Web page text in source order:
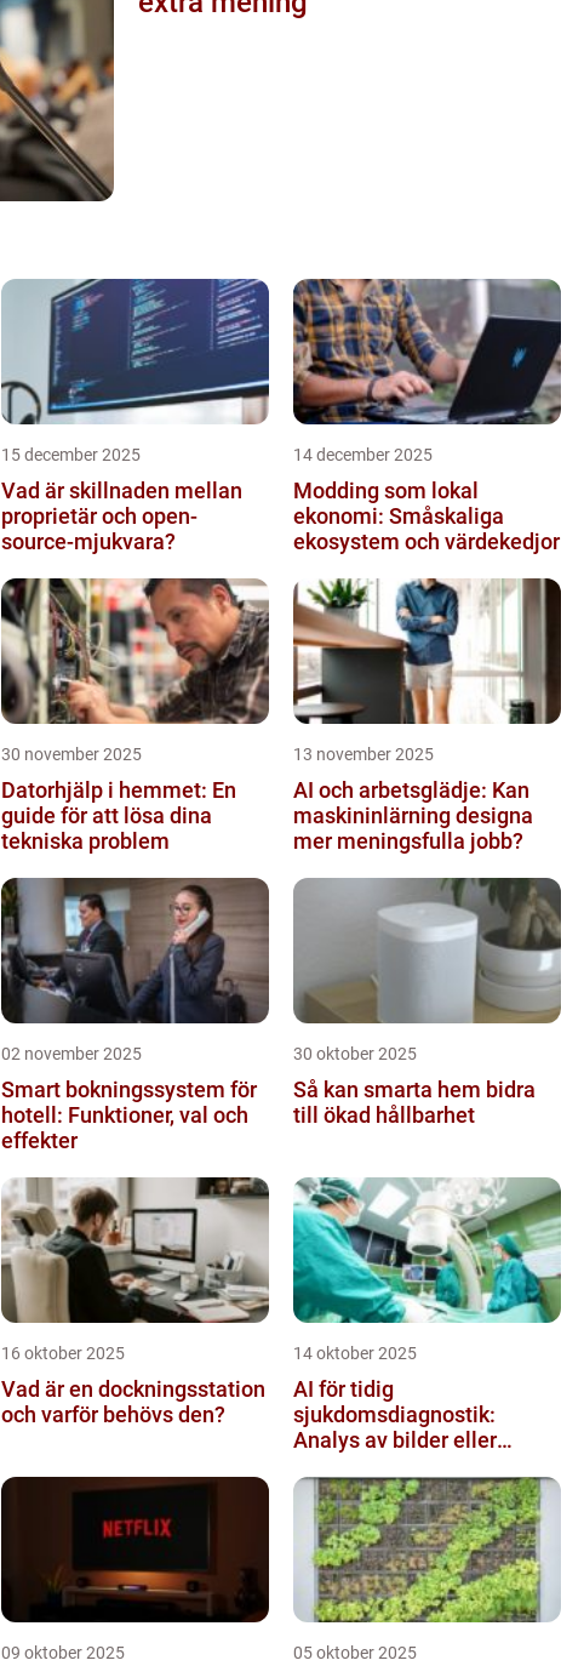
15 december 2025
Vad är skillnaden mellan
proprietär och open-
source-mjukvara?
14 december 2025
Modding som lokal
ekonomi: Småskaliga
ekosystem och värdekedjor
30 november 2025
Datorhjälp i hemmet: En
guide för att lösa dina
tekniska problem
13 november 2025
AI och arbetsglädje: Kan
maskininlärning designa
mer meningsfulla jobb?
02 november 2025
Smart bokningssystem för
hotell: Funktioner, val och
effekter
30 oktober 2025
Så kan smarta hem bidra
till ökad hållbarhet
16 oktober 2025
Vad är en dockningsstation
och varför behövs den?
14 oktober 2025
AI för tidig
sjukdomsdiagnostik:
Analys av bilder eller
09 oktober 2025 05 oktober 2025